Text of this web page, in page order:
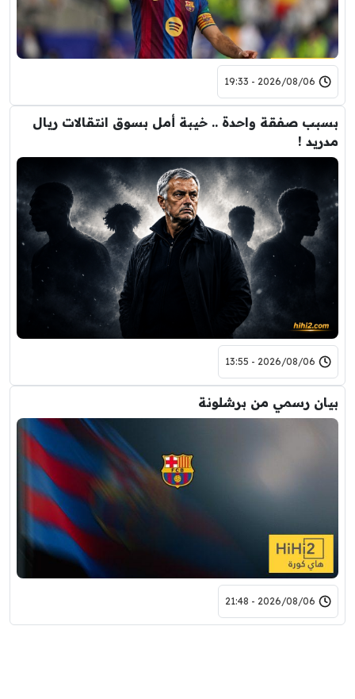
2026/08/06 - 19:33
بسبب صفقة واحدة .. خيبة أمل بسوق انتقالات ريال
مدريد !
2026/08/06 - 13:55
بيان رسمي من برشلونة
2026/08/06 - 21:48